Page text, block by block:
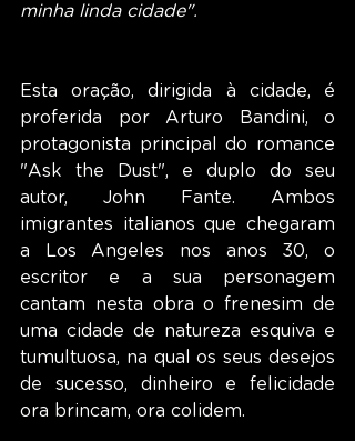
minha linda cidade".
Esta oração, dirigida à cidade, é
proferida por Arturo Bandini, o
protagonista principal do romance
"Ask the Dust", e duplo do seu
autor, John Fante. Ambos
imigrantes italianos que chegaram
a Los Angeles nos anos 30, o
escritor e a sua personagem
cantam nesta obra o frenesim de
uma cidade de natureza esquiva e
tumultuosa, na qual os seus desejos
de sucesso, dinheiro e felicidade
ora brincam, ora colidem.